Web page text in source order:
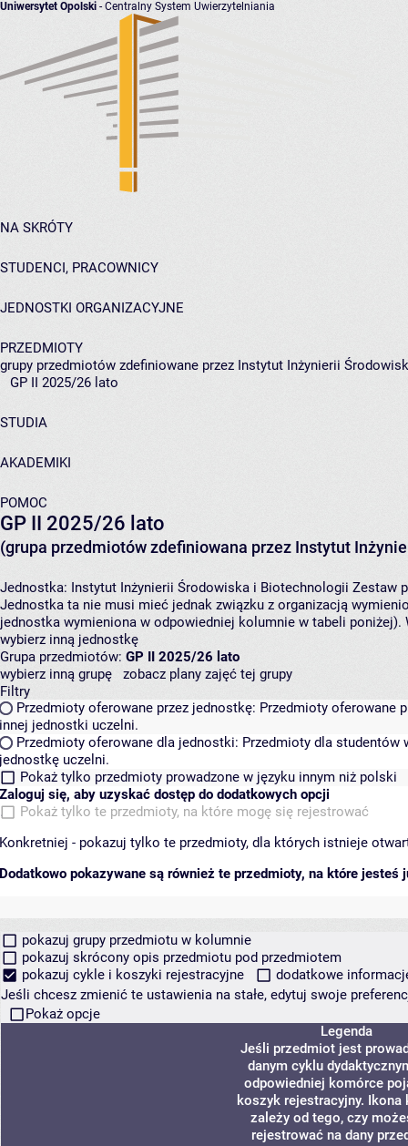
Uniwersytet Opolski - Centralny System Uwierzytelniania
NA SKRÓTY
STUDENCI, PRACOWNICY
JEDNOSTKI ORGANIZACYJNE
PRZEDMIOTY
grupy przedmiotów zdefiniowane przez Instytut Inżynierii
GP II 2025/26 lato
STUDIA
AKADEMIKI
POMOC
GP II 2025/26 lato
(grupa przedmiotów zdefiniowana przez Instytut
Jednostka: Instytut Inżynierii Środowiska i Biotechnologii Zestaw
Jednostka ta nie musi mieć jednak związku z organizacją
jednostka wymieniona w odpowiedniej kolumnie w tabeli
wybierz inną jednostkę
Grupa przedmiotów: GP II 2025/26 lato
wybierz inną grupę
zobacz plany zajęć tej grupy
Filtry
Przedmioty oferowane przez jednostkę: Przedmioty oferowane
innej jednostki uczelni.
Przedmioty oferowane dla jednostki: Przedmioty dla studentów
jednostkę uczelni.
Pokaż tylko przedmioty prowadzone w języku innym niż polski
Zaloguj się, aby uzyskać dostęp do dodatkowych opcji
Pokaż tylko te przedmioty, na które mogę się rejestrować
Konkretniej - pokazuj tylko te przedmioty, dla których istnieje
Dodatkowo pokazywane są również te przedmioty, na które jesteś
pokazuj grupy przedmiotu w kolumnie
pokazuj skrócony opis przedmiotu pod przedmiotem
pokazuj cykle i koszyki rejestracyjne
dodatkowe
Jeśli chcesz zmienić te ustawienia na stałe, edytuj swoje
Pokaż opcje
Legenda
Jeśli przedmiot jest
danym cyklu
odpowiedniej komórce
koszyk rejestracyjny. Ikona
zależy od tego, czy
rejestrować na dany